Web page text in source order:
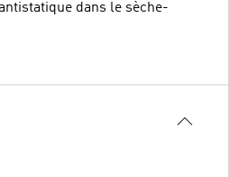
dans le sèche-